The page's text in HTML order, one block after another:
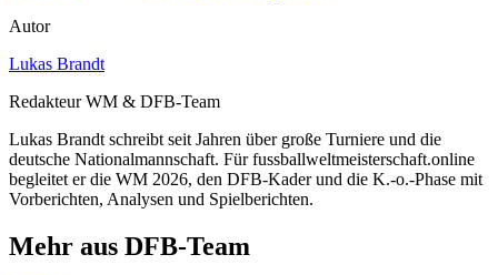
Autor
Lukas Brandt
Redakteur WM & DFB-Team
Lukas Brandt schreibt seit Jahren über große Turniere und die
deutsche Nationalmannschaft. Für fussballweltmeisterschaft.online
begleitet er die WM 2026, den DFB-Kader und die K.-o.-Phase mit
Vorberichten, Analysen und Spielberichten.
Mehr aus DFB-Team